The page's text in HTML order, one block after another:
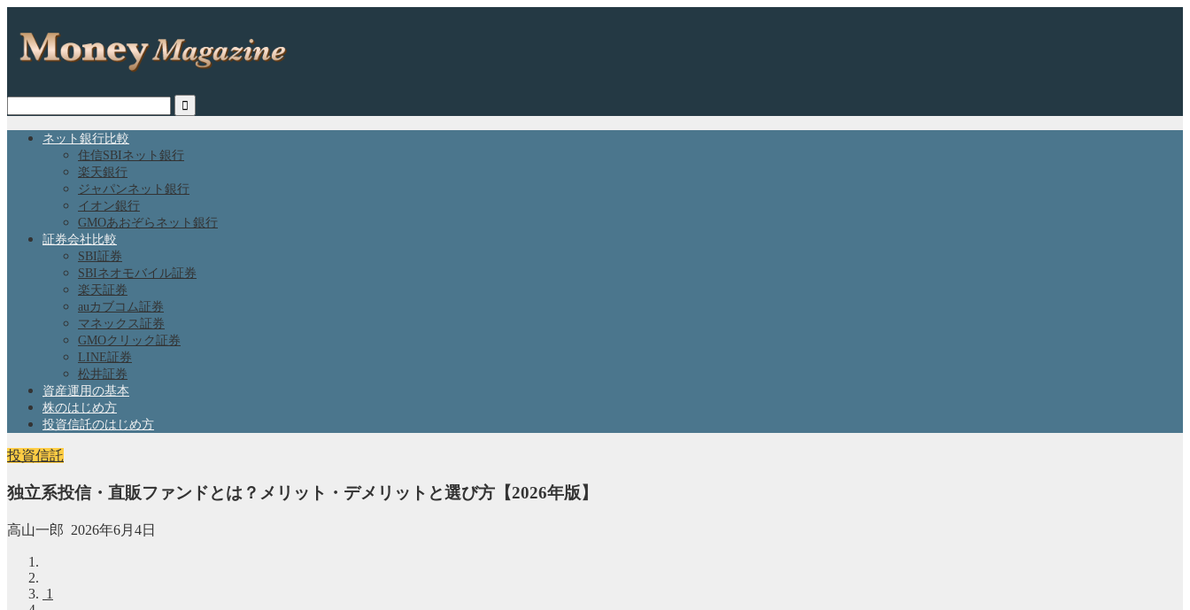
ネット銀行比較
住信SBIネット銀行
楽天銀行
ジャパンネット銀行
イオン銀行
GMOあおぞらネット銀行
証券会社比較
SBI証券
SBIネオモバイル証券
楽天証券
auカブコム証券
マネックス証券
GMOクリック証券
LINE証券
松井証券
資産運用の基本
株のはじめ方
投資信託のはじめ方
投資信託
独立系投信・直販ファンドとは？メリット・デメリットと選び方【2026年版】
高山一郎 2026年6月4日
1